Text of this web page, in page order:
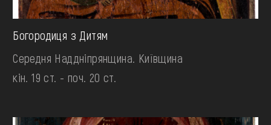
Богородиця з Дитям
Середня Наддніпрянщина. Київщина
кін. 19 ст. - поч. 20 ст.